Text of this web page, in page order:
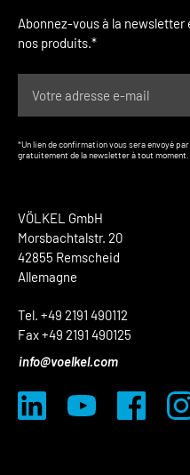
VÖLKEL GmbH
Morsbachtalstr. 20
42855 Remscheid
Allemagne
Tel. +49 2191 490112
Fax +49 2191 490125
info@voelkel.com
Abonnez-vous à la
nos produits.*
*Un lien de confirmation vous sera envoyé
gratuitement de la newsletter à tout moment.